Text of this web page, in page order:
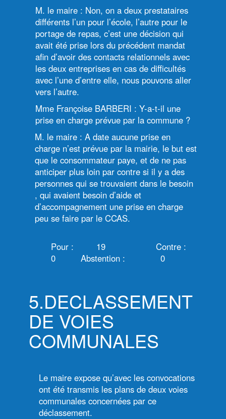
M. le maire : Non, on a deux prestataires
différents l’un pour l’école, l’autre pour le
portage de repas, c’est une décision qui
avait été prise lors du précédent mandat
afin d’avoir des contacts relationnels avec
les deux entreprises en cas de difficultés
avec l’une d’entre elle, nous pouvons aller
vers l’autre.
Mme Françoise BARBERI : Y-a-t-il une
prise en charge prévue par la commune ?
M. le maire : A date aucune prise en
charge n’est prévue par la mairie, le but est
que le consommateur paye, et de ne pas
anticiper plus loin par contre si il y a des
personnes qui se trouvaient dans le besoin
, qui avaient besoin d’aide et
d’accompagnement une prise en charge
peu se faire par le CCAS.
Pour : 19 Contre :
0 Abstention : 0
5.DECLASSEMENT
DE VOIES
COMMUNALES
Le maire expose qu’avec les convocations
ont été transmis les plans de deux voies
communales concernées par ce
déclassement.